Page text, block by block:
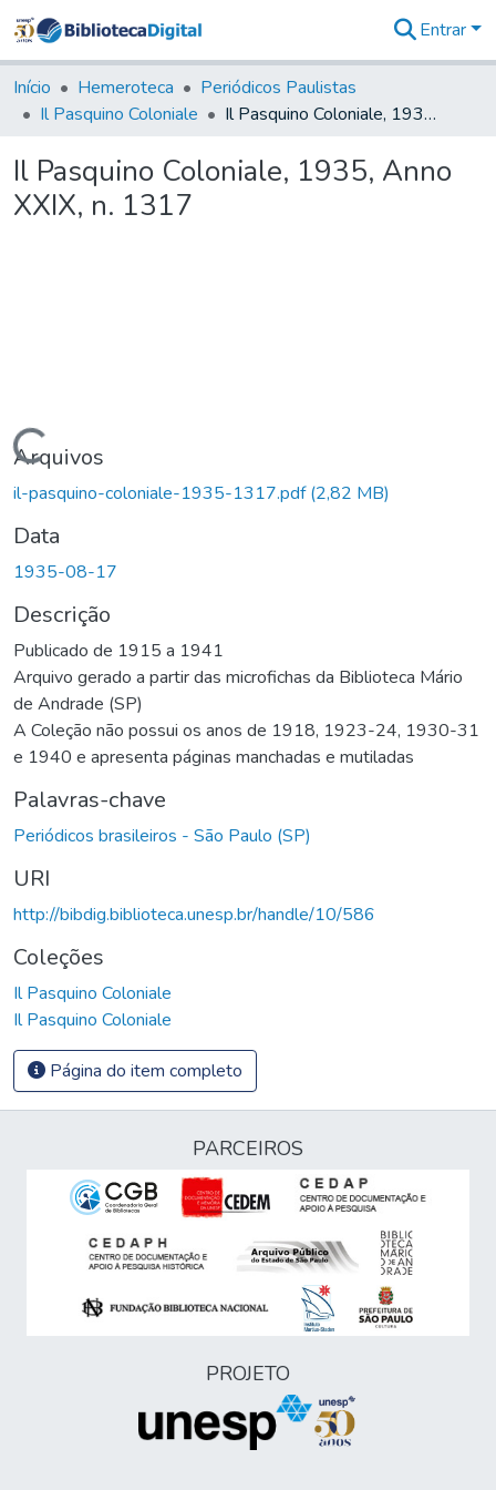
&
Coleções
Tudo na
Digital
Entrar
Início Hemeroteca
Periódicos Paulistas
Il Pasquino Coloniale
Il Pasquino Coloniale, 1935, Anno XXIX, n. 1317
Il Pasquino Coloniale, 1935, Anno
XXIX, n. 1317
Carregando...
Arquivos
il-pasquino-coloniale-1935-1317.pdf(2,82 MB)
Data
1935-08-17
Descrição
Publicado de 1915 a 1941
Arquivo gerado a partir das microfichas da Biblioteca Mário
de Andrade (SP)
A Coleção não possui os anos de 1918, 1923-24, 1930-31
e 1940 e apresenta páginas manchadas e mutiladas
Palavras-chave
Periódicos brasileiros - São Paulo (SP)
URI
http://bibdig.biblioteca.unesp.br/handle/10/586
Coleções
Il Pasquino Coloniale
Il Pasquino Coloniale
Página do item completo
PARCEIROS
PROJETO